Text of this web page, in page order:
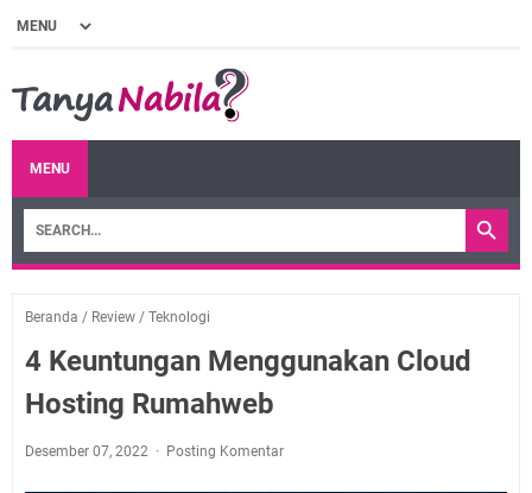
MENU
Beranda / Review / Teknologi
4 Keuntungan Menggunakan Cloud
Hosting Rumahweb
Desember 07, 2022 Posting Komentar